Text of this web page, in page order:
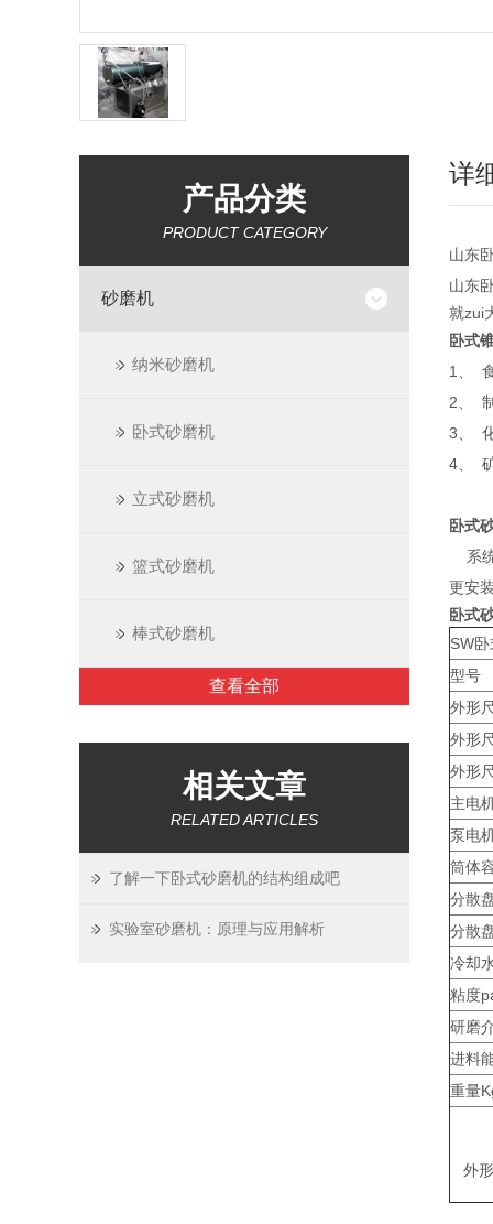
产品分类
PRODUCT CATEGORY
砂磨机
纳米砂磨机
卧式砂磨机
立式砂磨机
篮式砂磨机
棒式砂磨机
查看全部
相关文章
RELATED ARTICLES
了解一下卧式砂磨机的结构组成吧
实验室砂磨机：原理与应用解析
详
山东
山东
就zui
卧式
1、
2、
3、
4、
卧式
系统
更安
卧式
型号
外形
外形
外形
主电
泵电
筒体
分散
分散
冷却
粘度
研磨
进料
重量
外